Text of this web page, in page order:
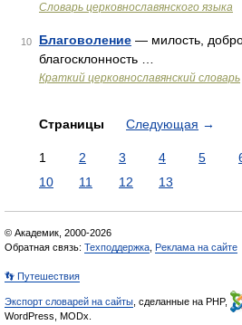
Словарь церковнославянского языка
10 Благоволение — милость,
благосклонность …
Краткий церковнославянский словарь
Страницы Следующая →
1 2 3 4 5
10
11 12 13
© Академик, 2000-2026
Обратная связь: Техподдержка Реклама на сайте
👣 Путешествия
Экспорт словарей на сайты , сделанные на PHP,
WordPress, MODx.